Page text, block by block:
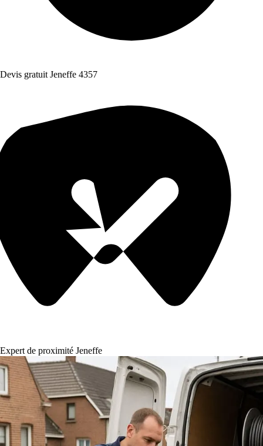
Devis gratuit Jeneffe 4357
Expert de proximité Jeneffe